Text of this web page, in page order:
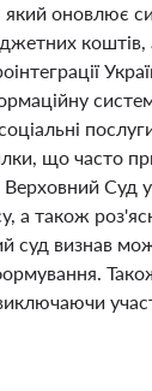
який оновлює
що часто
Суд
а також
суд визнав